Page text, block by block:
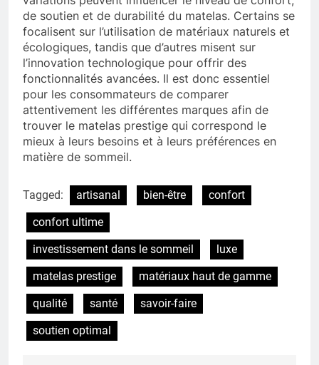
de soutien et de durabilité du matelas. Certains se
focalisent sur l’utilisation de matériaux naturels et
écologiques, tandis que d’autres misent sur
l’innovation technologique pour offrir des
fonctionnalités avancées. Il est donc essentiel
pour les consommateurs de comparer
attentivement les différentes marques afin de
trouver le matelas prestige qui correspond le
mieux à leurs besoins et à leurs préférences en
matière de sommeil.
Tagged: artisanal bien-être
confort
confort ultime
investissement dans le sommeil
luxe
matelas prestige
matériaux haut de gamme
qualité
santé
savoir-faire
soutien optimal